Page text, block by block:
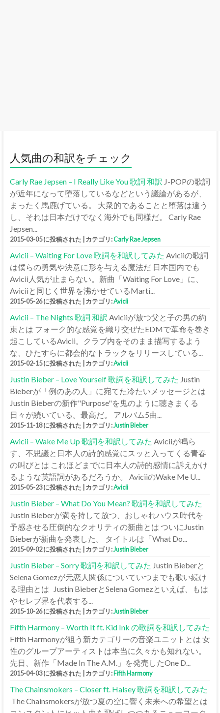
人気曲の和訳をチェック
Carly Rae Jepsen – I Really Like You 歌詞 和訳 J-POPの歌詞
が近年になって堕落しているなどという議論があるが、
まったく馬鹿げている。 大衆的であることと堕落は違う
し、それは日本だけでなく海外でも同様だ。 Carly Rae
Jepsen...
2015-03-05 に投稿された カテゴリ:Carly Rae Jepsen
Avicii – Waiting For Love 歌詞を和訳してみた Aviciiの歌詞
は僕らの勇気や決意に形を与える魔法だ 日本国内でも
Avicii人気が止まらない。新曲「Waiting For Love」に、
Aviciiと同じく世界を沸かせているMarti...
2015-05-26 に投稿された カテゴリ:Avicii
Avicii – The Nights 歌詞 和訳 Aviciiが放つ父と子の男の約
束とは フォーク的な感覚を織り交ぜたEDMで革命を巻き
起こしているAvicii。クラブ内をそのまま描写するよう
な、ひたすらに都会的なトラックをリリースしている...
2015-02-15 に投稿された カテゴリ:Avicii
Justin Bieber – Love Yourself 歌詞を和訳してみた Justin
Bieberが「例のあの人」に宛てた冷たいメッセージとは
Justin Bieberの新作"Purpose"を鬼のように聴きまくる
日々が続いている。最高だ。 アルバム5曲...
2015-11-18 に投稿された カテゴリ:Justin Bieber
Avicii – Wake Me Up 歌詞を和訳してみた Aviciiが鳴ら
す、不思議と日本人の詩的感覚にスッと入ってくる青春
の叫びとは これほどまでに日本人の詩的感情に訴えかけ
るような英語詞があるだろうか。 AviciiのWake Me U...
2015-05-23 に投稿された カテゴリ:Avicii
Justin Bieber – What Do You Mean? 歌詞を和訳してみた
Justin Bieberが満を持して放つ、おしゃれハウス時代を
予感させる圧倒的なクオリティの新曲とは ついにJustin
Bieberが新曲を発表した。 タイトルは「What Do...
2015-09-02 に投稿された カテゴリ:Justin Bieber
Justin Bieber – Sorry 歌詞を和訳してみた Justin Bieberと
Selena Gomezが元恋人関係についていつまでも歌い続け
る理由とは Justin BieberとSelena Gomezといえば、もは
やセレブ界を代表する...
2015-10-26 に投稿された カテゴリ:Justin Bieber
Fifth Harmony – Worth It ft. Kid Ink の歌詞を和訳してみた
Fifth Harmonyが狙う新カテゴリーの音楽ユニットとは 女
性のグループアーティストは本当に久々かも知れない。
先日、新作「Made In The A.M.」を発売したOne D...
2015-04-03 に投稿された カテゴリ:Fifth Harmony
The Chainsmokers – Closer ft. Halsey 歌詞を和訳してみた
The Chainsmokersが放つ夏の空に響く未来への希望とは